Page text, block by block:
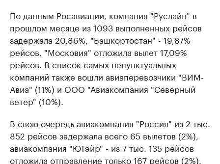
По данным Росавиации, компания "Руслайн" в
прошлом месяце из 1093 выполненных рейсов
задержала 20,86%, "Башкортостан" - 19,87%
рейсов, "Московия" отложила вылет 17,09%
рейсов. В список самых непунктуальных
компаний также вошли авиаперевозчики "ВИМ-
Авиа" (11%) и ООО "Авиакомпания "Северный
ветер" (10%).
В свою очередь авиакомпания "Россия" из 2 тыс.
852 рейсов задержала всего 65 вылетов (2%),
авиакомпания "ЮТэйр" - из 7 тыс. 135 рейсов
отложила отправление только 167 рейсов (2%).